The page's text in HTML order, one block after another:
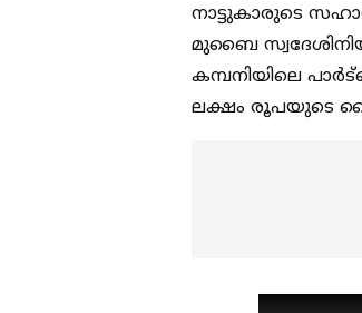
നാട്ടുകാരുടെ
മുബൈ
കമ്പനിയിലെ
ലക്ഷം രൂപയുടെ